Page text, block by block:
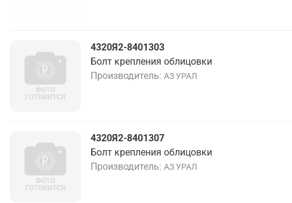
4320Я2-8401303
Болт крепления облицовки
Производитель АЗ УРАЛ
4320Я2-8401307
Болт крепления облицовки
Производитель АЗ УРАЛ